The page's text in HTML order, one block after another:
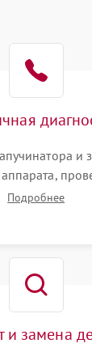
и
Оценка
Подробнее
и замена